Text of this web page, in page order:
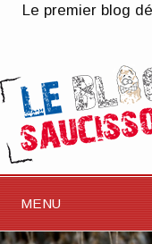
Le premier blog
MENU